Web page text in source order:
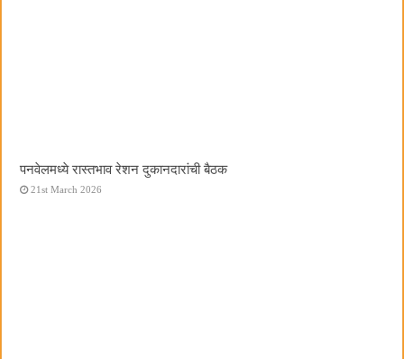
पनवेलमध्ये रास्तभाव रेशन दुकानदारांची बैठक
21st March 2026